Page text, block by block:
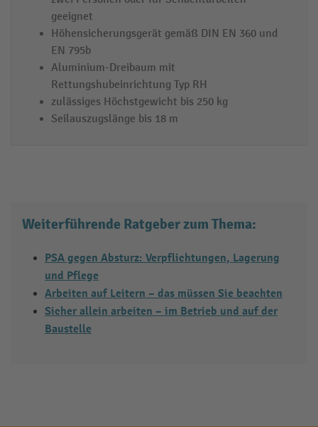
geeignet
Höhensicherungsgerät gemäß DIN EN 360 und
EN 795b
Aluminium-Dreibaum mit
Rettungshubeinrichtung Typ RH
zulässiges Höchstgewicht bis 250 kg
Seilauszugslänge bis 18 m
Weiterführende Ratgeber zum Thema:
PSA gegen Absturz: Verpflichtungen, Lagerung
und Pflege
Arbeiten auf Leitern – das müssen Sie beachten
Sicher allein arbeiten – im Betrieb und auf der
Baustelle